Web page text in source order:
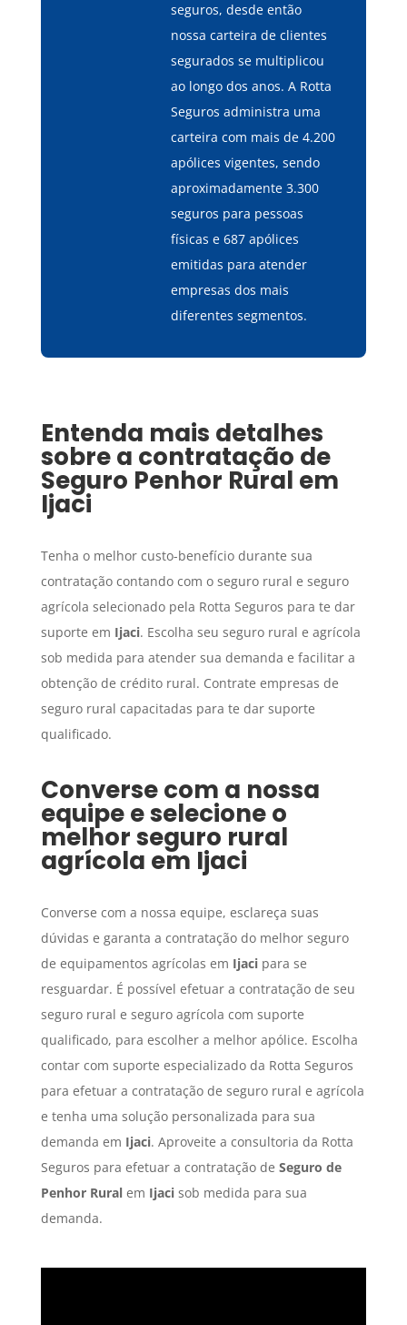
seguros, desde então
nossa carteira de clientes
segurados se multiplicou
ao longo dos anos. A Rotta
Seguros administra uma
carteira com mais de 4.200
apólices vigentes, sendo
aproximadamente 3.300
seguros para pessoas
físicas e 687 apólices
emitidas para atender
empresas dos mais
diferentes segmentos.
Entenda mais detalhes
sobre a contratação de
Seguro Penhor Rural em
Ijaci
Tenha o melhor custo-benefício durante sua
contratação contando com o seguro rural e seguro
agrícola selecionado pela Rotta Seguros para te dar
suporte em Ijaci. Escolha seu seguro rural e agrícola
sob medida para atender sua demanda e facilitar a
obtenção de crédito rural. Contrate empresas de
seguro rural capacitadas para te dar suporte
qualificado.
Converse com a nossa
equipe e selecione o
melhor seguro rural
agrícola em Ijaci
Converse com a nossa equipe, esclareça suas
dúvidas e garanta a contratação do melhor seguro
de equipamentos agrícolas em Ijacipara se
resguardar. É possível efetuar a contratação de seu
seguro rural e seguro agrícola com suporte
qualificado, para escolher a melhor apólice. Escolha
contar com suporte especializado da Rotta Seguros
para efetuar a contratação de seguro rural e agrícola
e tenha uma solução personalizada para sua
demanda em Ijaci. Aproveite a consultoria da Rotta
Seguros para efetuar a contratação de Seguro de
Penhor Ruralem Ijacisob medida para sua
demanda.